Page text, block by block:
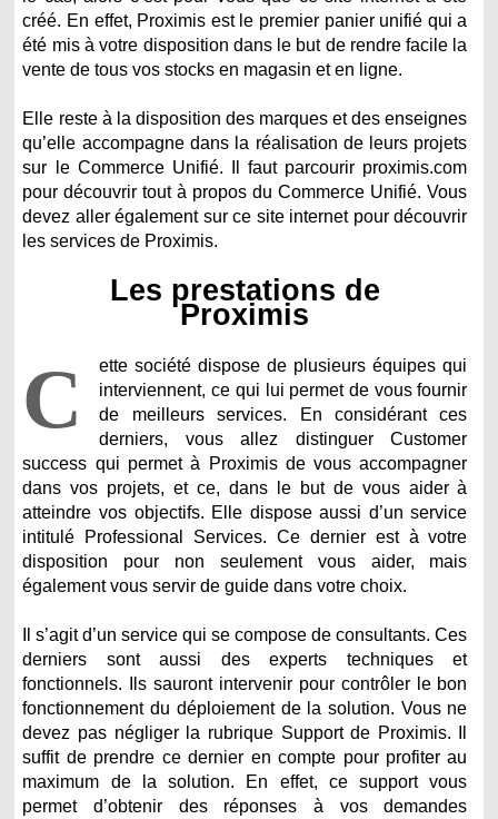
créé. En effet, Proximis est le premier panier unifié qui a
été mis à votre disposition dans le but de rendre facile la
vente de tous vos stocks en magasin et en ligne.
Elle reste à la disposition des marques et des enseignes
qu’elle accompagne dans la réalisation de leurs projets
sur le Commerce Unifié. Il faut parcourir proximis.com
pour découvrir tout à propos du Commerce Unifié. Vous
devez aller également sur ce site internet pour découvrir
les services de Proximis.
Les prestations de
Proximis
C
ette société dispose de plusieurs équipes qui
interviennent, ce qui lui permet de vous fournir
de meilleurs services. En considérant ces
derniers, vous allez distinguer Customer
success qui permet à Proximis de vous accompagner
dans vos projets, et ce, dans le but de vous aider à
atteindre vos objectifs. Elle dispose aussi d’un service
intitulé Professional Services. Ce dernier est à votre
disposition pour non seulement vous aider, mais
également vous servir de guide dans votre choix.
Il s’agit d’un service qui se compose de consultants. Ces
derniers sont aussi des experts techniques et
fonctionnels. Ils sauront intervenir pour contrôler le bon
fonctionnement du déploiement de la solution. Vous ne
devez pas négliger la rubrique Support de Proximis. Il
suffit de prendre ce dernier en compte pour profiter au
maximum de la solution. En effet, ce support vous
permet d’obtenir des réponses à vos demandes